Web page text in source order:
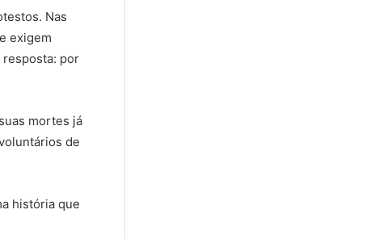
Nas
exigem
por
mortes já
de
história que